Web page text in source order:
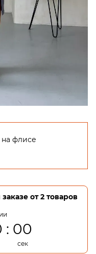
на флисе
от 2 товаров
00
сек